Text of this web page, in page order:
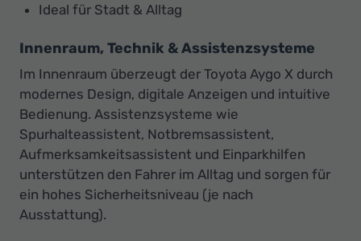
Ideal für Stadt & Alltag
Innenraum, Technik & Assistenzsysteme
Im Innenraum überzeugt der Toyota Aygo X durch
modernes Design, digitale Anzeigen und intuitive
Bedienung. Assistenzsysteme wie
Spurhalteassistent, Notbremsassistent,
Aufmerksamkeitsassistent und Einparkhilfen
unterstützen den Fahrer im Alltag und sorgen für
ein hohes Sicherheitsniveau (je nach
Ausstattung).